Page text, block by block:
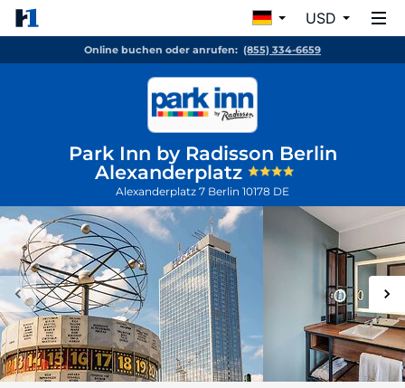
USD
Online buchen oder anrufen: (855) 334-6659
Park Inn by Radisson Berlin
Alexanderplatz
Alexanderplatz 7 Berlin 10178 DE